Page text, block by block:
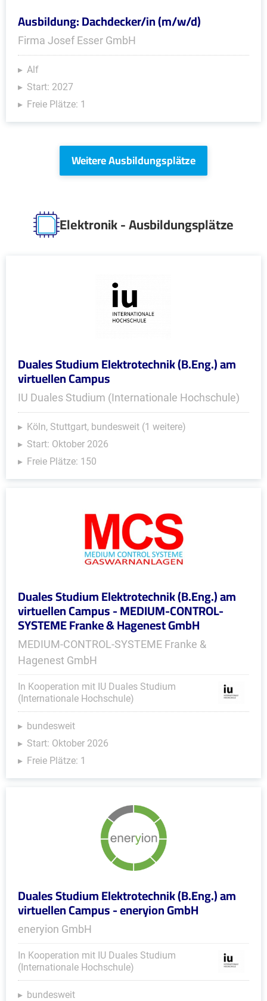
Ausbildung: Dachdecker/in (m/w/d)
Firma Josef Esser GmbH
Alf
Start: 2027
Freie Plätze: 1
Weitere Ausbildungsplätze
Elektronik - Ausbildungsplätze
Duales Studium Elektrotechnik (B.Eng.) am
virtuellen Campus
IU Duales Studium (Internationale Hochschule)
Köln, Stuttgart, bundesweit (1 weitere)
Start: Oktober 2026
Freie Plätze: 150
Duales Studium Elektrotechnik (B.Eng.) am
virtuellen Campus - MEDIUM-CONTROL-
SYSTEME Franke & Hagenest GmbH
MEDIUM-CONTROL-SYSTEME Franke &
Hagenest GmbH
In Kooperation mit IU Duales Studium
(Internationale Hochschule)
bundesweit
Start: Oktober 2026
Freie Plätze: 1
Duales Studium Elektrotechnik (B.Eng.) am
virtuellen Campus - eneryion GmbH
eneryion GmbH
In Kooperation mit IU Duales Studium
(Internationale Hochschule)
bundesweit